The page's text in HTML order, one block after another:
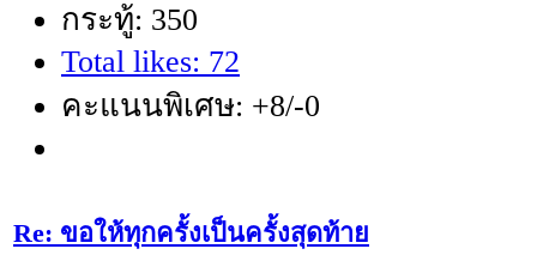
กระทู้: 350
Total likes: 72
คะแนนพิเศษ: +8/-0
Re: ขอให้ทุกครั้งเป็นครั้งสุดท้าย